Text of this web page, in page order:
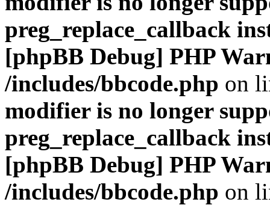
preg_replace_callback
[phpBB Debug] PHP
/includes/bbcode.php on
modifier is no longer
preg_replace_callback
[phpBB Debug] PHP
/includes/bbcode.php on